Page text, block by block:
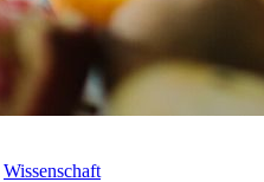
Wissenschaft